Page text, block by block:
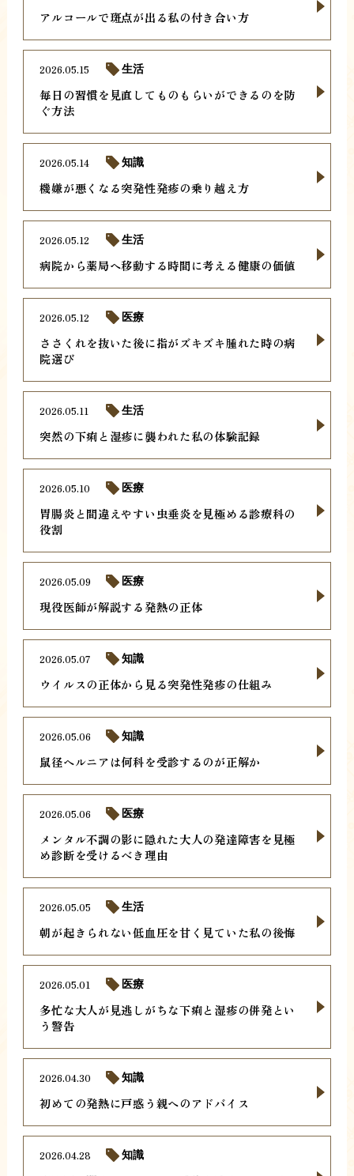
アルコールで斑点が出る私の付き合い方
毎日の習慣を見直してものもらいができるのを防
ぐ方法
2026.05.15 生活
機嫌が悪くなる突発性発疹の乗り越え方
2026.05.14 知識
病院から薬局へ移動する時間に考える健康の価値
2026.05.12 生活
ささくれを抜いた後に指がズキズキ腫れた時の病
院選び
2026.05.12 医療
突然の下痢と湿疹に襲われた私の体験記録
2026.05.11 生活
胃腸炎と間違えやすい虫垂炎を見極める診療科の
役割
2026.05.10 医療
現役医師が解説する発熱の正体
2026.05.09 医療
ウイルスの正体から見る突発性発疹の仕組み
2026.05.07 知識
鼠径ヘルニアは何科を受診するのが正解か
2026.05.06 知識
メンタル不調の影に隠れた大人の発達障害を見極
め診断を受けるべき理由
2026.05.06 医療
朝が起きられない低血圧を甘く見ていた私の後悔
2026.05.05 生活
多忙な大人が見逃しがちな下痢と湿疹の併発とい
う警告
2026.05.01 医療
初めての発熱に戸惑う親へのアドバイス
2026.04.30 知識
2026.04.28 知識